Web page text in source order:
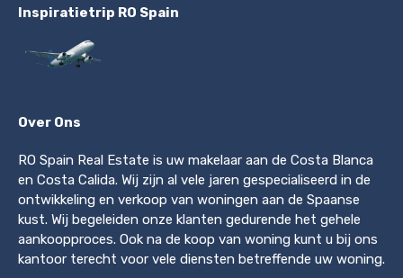
Inspiratietrip RO Spain
Over Ons
RO Spain Real Estate is uw makelaar aan de Costa Blanca
en Costa Calida. Wij zijn al vele jaren gespecialiseerd in de
ontwikkeling en verkoop van woningen aan de Spaanse
kust. Wij begeleiden onze klanten gedurende het gehele
aankoopproces. Ook na de koop van woning kunt u bij ons
kantoor terecht voor vele diensten betreffende uw woning.